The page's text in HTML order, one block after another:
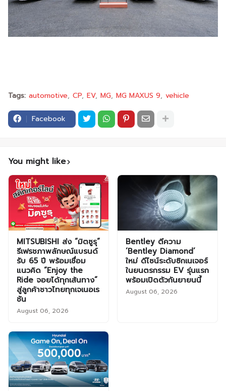
Tags: automotive CP EV MG MG MAXUS 9 vehicle
Facebook
You might like
MITSUBISHI ส่ง “มิตซูรุ”
รีเฟรชภาพลักษณ์แบรนด์
รับ 65 ปี พร้อมเชื่อม
แนวคิด “Enjoy the
Ride จอยได้ทุกเส้นทาง”
สู่ลูกค้าชาวไทยทุกเจเนอเร
ชัน
August 06, 2026
Bentley ตีความ
‘Bentley Diamond’
ใหม่ ดีไซน์ระดับซิกเนเจอร์
ในยนตรกรรม EV รุ่นแรก
พร้อมเปิดตัวกันยายนนี้
August 06, 2026